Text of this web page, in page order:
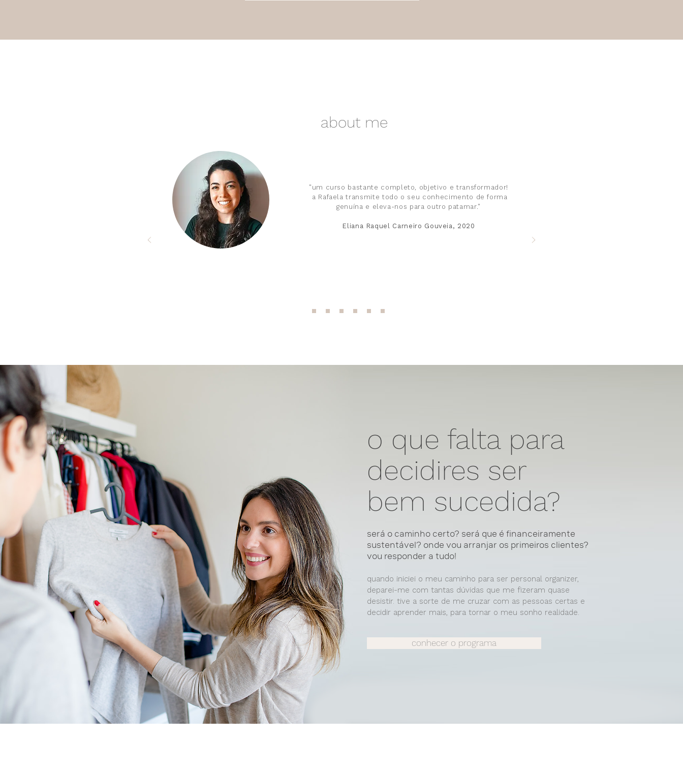
about me
"um curso bastante completo, objetivo e transformador!
a Rafaela transmite todo o seu conhecimento de forma
genuína e eleva-nos para outro patamar."
Eliana Raquel Carneiro Gouveia, 2020
o que falta para
decidires ser
bem sucedida?
será o caminho certo? será que é financeiramente
sustentável? onde vou arranjar os primeiros clientes?
vou responder a tudo!
quando iniciei o meu caminho para ser personal organizer,
deparei-me com tantas dúvidas que me fizeram quase
desistir. tive a sorte de me cruzar com as pessoas certas e
decidir aprender mais, para tornar o meu sonho realidade.
conhecer o programa